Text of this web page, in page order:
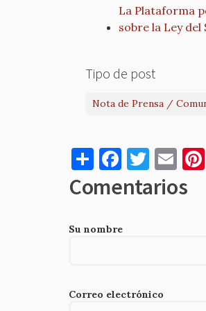
La Plataforma
sobre la Ley del
Tipo de post
Nota de Prensa /
S
h
ar
e
F
a
c
e
o
T
w
it
E
m
ai
Comentarios
Su nombre
Correo electrónico